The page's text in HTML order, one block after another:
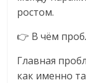
жизнь
обсудить
эти
ростом.
👉 В чём
Главная
как именно